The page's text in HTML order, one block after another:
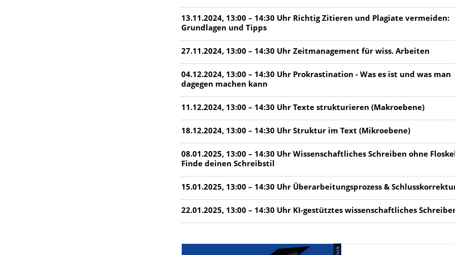
13.11.2024, 13:00 – 14:30 Uhr Richtig Zitieren und Plagiate vermeiden:
Grundlagen und Tipps
27.11.2024, 13:00 – 14:30 Uhr Zeitmanagement für wiss. Arbeiten
04.12.2024, 13:00 – 14:30 Uhr Prokrastination - Was es ist und was man
dagegen machen kann
11.12.2024, 13:00 – 14:30 Uhr Texte strukturieren (Makroebene)
18.12.2024, 13:00 – 14:30 Uhr Struktur im Text (Mikroebene)
08.01.2025, 13:00 – 14:30 Uhr Wissenschaftliches Schreiben ohne
Finde deinen Schreibstil
15.01.2025, 13:00 – 14:30 Uhr Überarbeitungsprozess &
22.01.2025, 13:00 – 14:30 Uhr KI-gestütztes wissenschaftliches